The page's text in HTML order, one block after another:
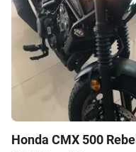
Honda CMX 500 Rebel